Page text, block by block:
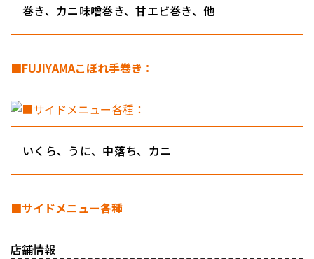
巻き、カニ味噌巻き、甘エビ巻き、他
■FUJIYAMAこぼれ手巻き：
いくら、うに、中落ち、カニ
■サイドメニュー各種
店舗情報